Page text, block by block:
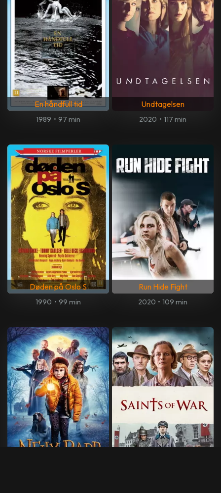
En håndfull tid
1989 • 97 min
Undtagelsen
2020 • 117 min
Døden på Oslo S
1990 • 99 min
Run Hide Fight
2020 • 109 min